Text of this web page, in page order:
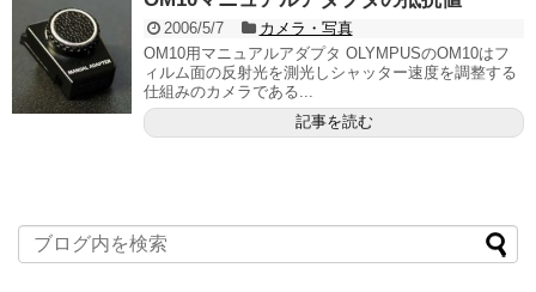
2006/5/7
カメラ・写真
OM10用マニュアルアダプタ OLYMPUSのOM10はフ
ィルム面の反射光を測光しシャッター速度を調整する
仕組みのカメラである...
記事を読む